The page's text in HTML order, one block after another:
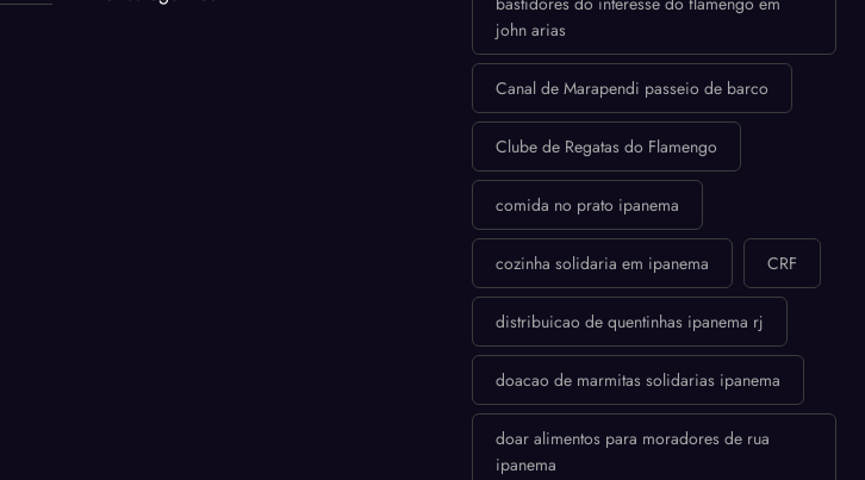
john arias
Canal de Marapendi passeio de barco
Clube de Regatas do Flamengo
comida no prato ipanema
cozinha solidaria em ipanema CRF
distribuicao de quentinhas ipanema rj
doacao de marmitas solidarias ipanema
doar alimentos para moradores de rua
ipanema